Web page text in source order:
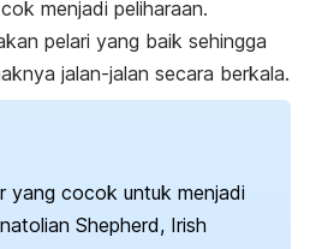
menjadi peliharaan.
pelari yang baik sehingga
jalan-jalan secara berkala.
yang cocok untuk menjadi
Shepherd, Irish